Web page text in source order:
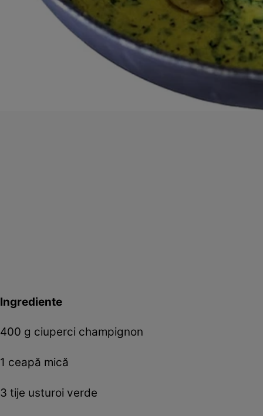
Ingrediente
400 g ciuperci champignon
1 ceapă mică
3 tije usturoi verde